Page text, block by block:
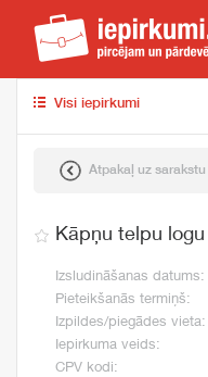
Visi iepirkumi
Atpakaļ uz sarakstu
Kāpņu telpu
Izsludināšanas datums:
Pieteikšanās termiņš:
Izpildes/piegādes vieta:
Iepirkuma veids:
CPV kodi: